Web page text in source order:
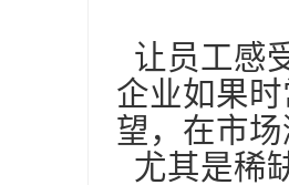
让员工感
企业如果
望，在市
尤其是稀